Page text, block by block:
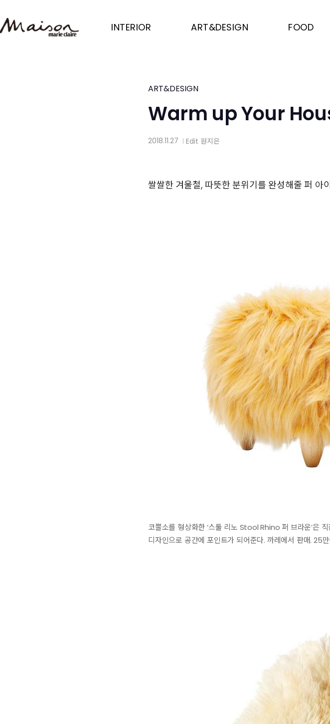
to
main
INTERIOR ART&DESIGN FOOD
ART&DESIGN
Warm up Your
2018.11.27 Edit 원지은
쌀쌀한 겨울철, 따뜻한 분위기를 완성해줄 퍼 아
코뿔소를 형상화한 ‘스툴 리노 Stool Rhino 퍼 브라운’은
디자인으로 공간에 포인트가 되어준다. 까레에서 판매. 25